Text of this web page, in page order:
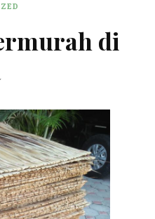
di